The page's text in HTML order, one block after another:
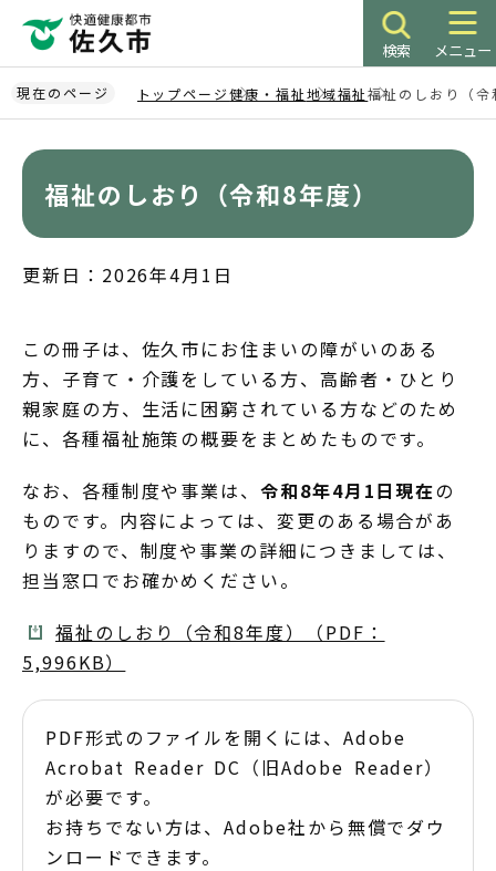
ペ
ー
ジ
検索 メニュー
現在のページ トップページ健康・福祉地域福祉福祉のしおり（
福祉のしおり（令和8年度）
更新日：2026年4月1日
この冊子は、佐久市にお住まいの障がいのある
方、子育て・介護をしている方、高齢者・ひとり
親家庭の方、生活に困窮されている方などのため
に、各種福祉施策の概要をまとめたものです。
なお、各種制度や事業は、令和8年4月1日現在の
ものです。内容によっては、変更のある場合があ
りますので、制度や事業の詳細につきましては、
担当窓口でお確かめください。
福祉のしおり（令和8年度）（PDF：
5,996KB）
PDF形式のファイルを開くには、Adobe
Acrobat Reader DC（旧Adobe Reader）
が必要です。
お持ちでない方は、Adobe社から無償でダウ
ンロードできます。